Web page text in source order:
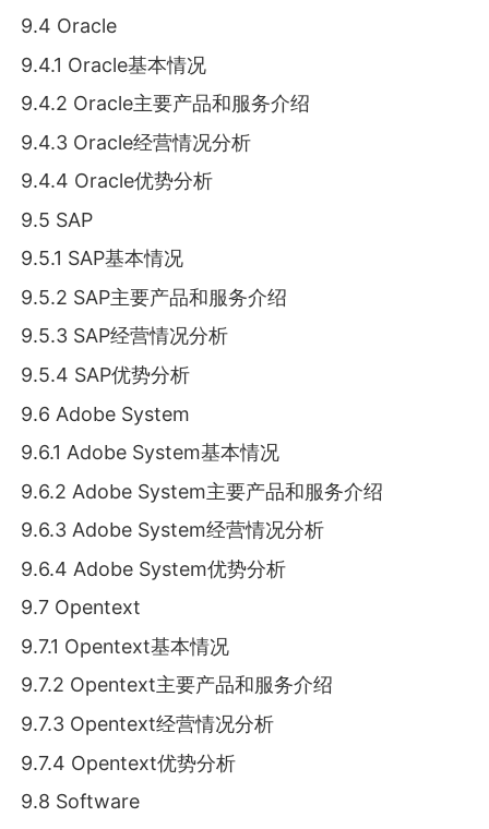
9.4 Oracle
9.4.1 Oracle基本情况
9.4.2 Oracle主要产品和服务介绍
9.4.3 Oracle经营情况分析
9.4.4 Oracle优势分析
9.5 SAP
9.5.1 SAP基本情况
9.5.2 SAP主要产品和服务介绍
9.5.3 SAP经营情况分析
9.5.4 SAP优势分析
9.6 Adobe System
9.6.1 Adobe System基本情况
9.6.2 Adobe System主要产品和服务介绍
9.6.3 Adobe System经营情况分析
9.6.4 Adobe System优势分析
9.7 Opentext
9.7.1 Opentext基本情况
9.7.2 Opentext主要产品和服务介绍
9.7.3 Opentext经营情况分析
9.7.4 Opentext优势分析
9.8 Software